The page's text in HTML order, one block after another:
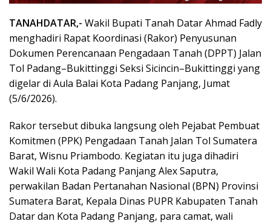
TANAHDATAR,- Wakil Bupati Tanah Datar Ahmad Fadly
menghadiri Rapat Koordinasi (Rakor) Penyusunan
Dokumen Perencanaan Pengadaan Tanah (DPPT) Jalan
Tol Padang–Bukittinggi Seksi Sicincin–Bukittinggi yang
digelar di Aula Balai Kota Padang Panjang, Jumat
(5/6/2026).
Rakor tersebut dibuka langsung oleh Pejabat Pembuat
Komitmen (PPK) Pengadaan Tanah Jalan Tol Sumatera
Barat, Wisnu Priambodo. Kegiatan itu juga dihadiri
Wakil Wali Kota Padang Panjang Alex Saputra,
perwakilan Badan Pertanahan Nasional (BPN) Provinsi
Sumatera Barat, Kepala Dinas PUPR Kabupaten Tanah
Datar dan Kota Padang Panjang, para camat, wali